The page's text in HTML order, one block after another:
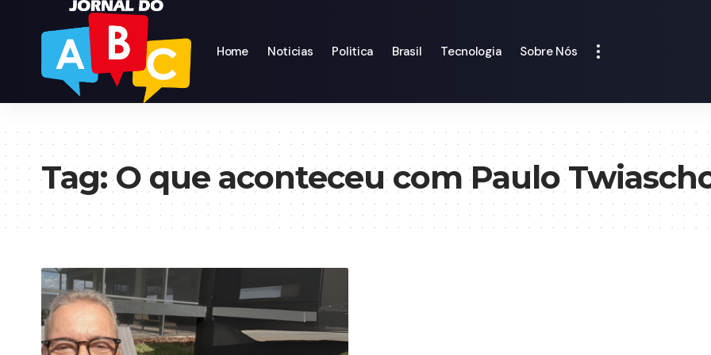
Home Noticias Politica Brasil Tecnologia Sobre Nós
Tag:O que aconteceu com Paulo